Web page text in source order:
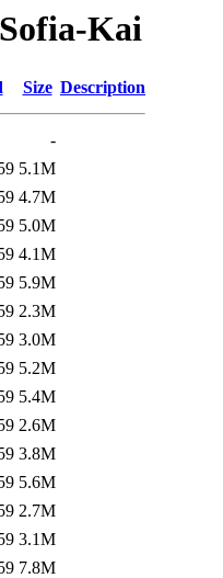
Kai
Size Description
-
5.1M
4.7M
5.0M
4.1M
5.9M
2.3M
3.0M
5.2M
5.4M
2.6M
3.8M
5.6M
2.7M
3.1M
7.8M